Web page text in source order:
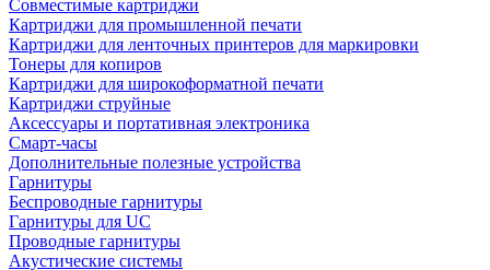
Совместимые картриджи
Картриджи для промышленной печати
Картриджи для ленточных принтеров для маркировки
Тонеры для копиров
Картриджи для широкоформатной печати
Картриджи струйные
Аксессуары и портативная электроника
Смарт-часы
Дополнительные полезные устройства
Гарнитуры
Беспроводные гарнитуры
Гарнитуры для UC
Проводные гарнитуры
Акустические системы